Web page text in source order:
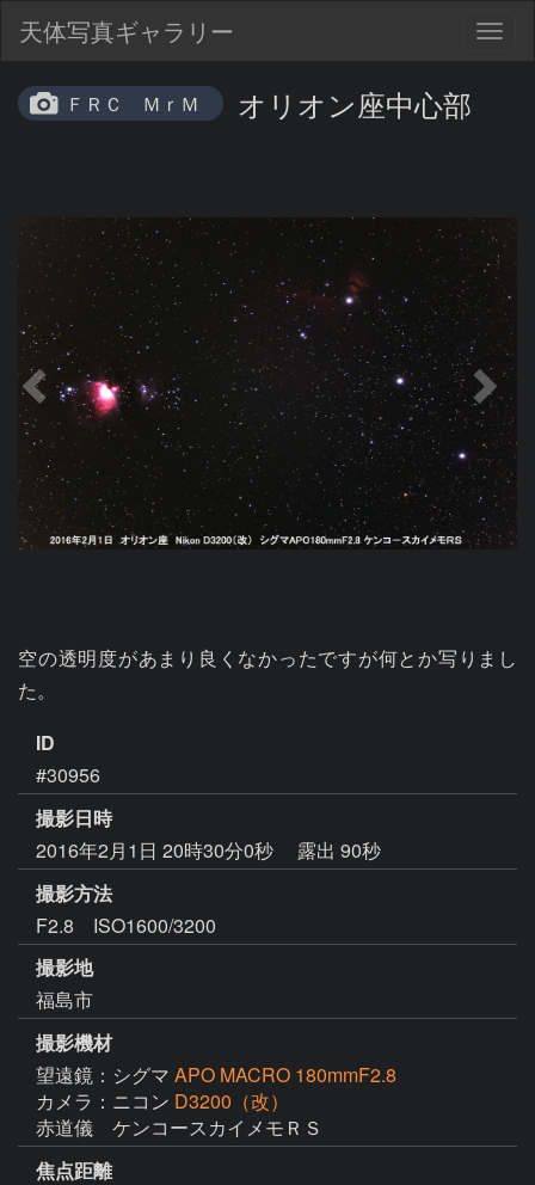
天体写真ギャラリー
ＦＲＣ ＭｒＭ オリオン座中心部
空の透明度があまり良くなかったですが何とか写りまし
た。
ID
#30956
撮影日時
2016年2月1日 20時30分0秒
露出 90秒
撮影方法
F2.8 ISO1600/3200
撮影地
福島市
撮影機材
望遠鏡：シグマ APO MACRO 180mmF2.8
カメラ：ニコン D3200（改）
赤道儀　ケンコースカイメモＲＳ
焦点距離